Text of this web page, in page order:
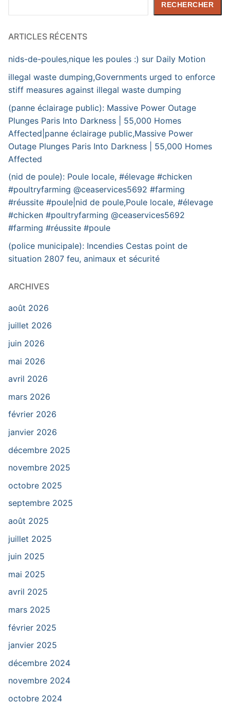
RECHERCHER
ARTICLES RÉCENTS
nids-de-poules,nique les poules :) sur Daily Motion
illegal waste dumping,Governments urged to enforce
stiff measures against illegal waste dumping
(panne éclairage public): Massive Power Outage
Plunges Paris Into Darkness | 55,000 Homes
Affected|panne éclairage public,Massive Power
Outage Plunges Paris Into Darkness | 55,000 Homes
Affected
(nid de poule): Poule locale, #élevage #chicken
#poultryfarming @ceaservices5692 #farming
#réussite #poule|nid de poule,Poule locale, #élevage
#chicken #poultryfarming @ceaservices5692
#farming #réussite #poule
(police municipale): Incendies Cestas point de
situation 2807 feu, animaux et sécurité
ARCHIVES
août 2026
juillet 2026
juin 2026
mai 2026
avril 2026
mars 2026
février 2026
janvier 2026
décembre 2025
novembre 2025
octobre 2025
septembre 2025
août 2025
juillet 2025
juin 2025
mai 2025
avril 2025
mars 2025
février 2025
janvier 2025
décembre 2024
novembre 2024
octobre 2024